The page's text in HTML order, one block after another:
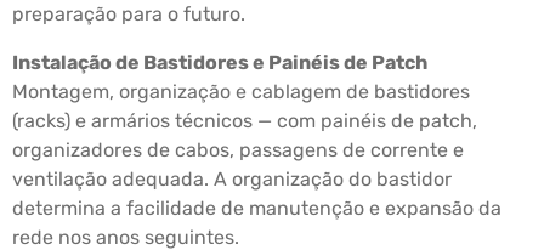
preparação para o futuro.
Instalação de Bastidores e Painéis de Patch
Montagem, organização e cablagem de bastidores
(racks) e armários técnicos — com painéis de patch,
organizadores de cabos, passagens de corrente e
ventilação adequada. A organização do bastidor
determina a facilidade de manutenção e expansão da
rede nos anos seguintes.